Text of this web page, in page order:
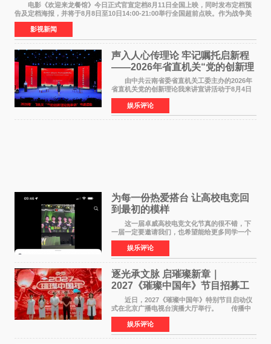
电影《欢迎来龙餐馆》今日正式官宣定档8月11日全国上映，同时发布定档预
告及定档海报，并将于8月8日至10日14:00-21:00举行全国超前点映。作为战争美
食大片，影片讲述的是中国厨师徐福（沈腾
影视新闻
声入人心传理论 牢记嘱托启新程
——2026年省直机关“党的创新理
论我来讲”宣讲活动圆满落幕
由中共云南省委省直机关工委主办的2026年
省直机关党的创新理论我来讲宣讲活动于8月4日
至5日在昆明举办。活动以 "牢记嘱托 感恩奋进
开创云南发展新局面 "为主题，坚持以新时代中国
特色社会主义
娱乐评论
为每一份热爱搭台 让高校电竞回
到最初的模样
这一届卓威高校电竞文化节真的很不错，下
一届一定要邀请我们，也希望能给更多同学一个
来到现场的机会。 2026卓威高校电竞文化节
已经落下帷幕，在活动结束后，仍有不少高校电
竞社负责人和现
娱乐评论
逐光承文脉 启璀璨新章｜
2027《璀璨中国年》节目招募工
作圆满启动
近日，2027《璀璨中国年》特别节目启动仪
式在北京广播电视台演播大厅举行。 传播中
华优秀传统文化，弘扬纯正国风艺术，打造高规
格、高质感、正能量的文艺盛典，是璀璨中国年
矢志不渝的初心
娱乐评论